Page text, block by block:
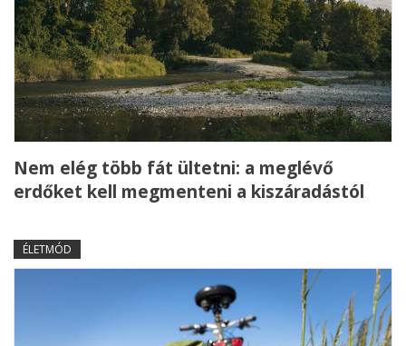
Nem elég több fát ültetni: a meglévő
erdőket kell megmenteni a kiszáradástól
ÉLETMÓD